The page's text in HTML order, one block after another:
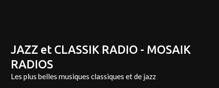
JAZZ et CLASSIK RADIO - MOSAIK
RADIOS
Les plus belles musiques classiques et de jazz